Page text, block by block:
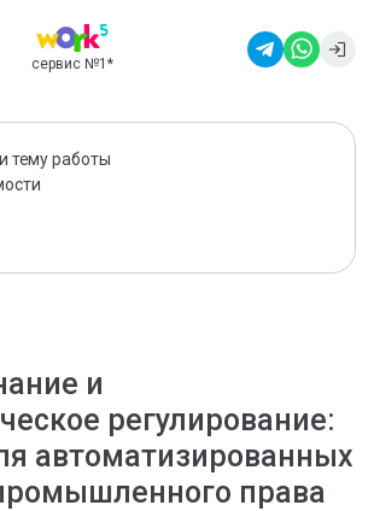
сервис №1 *
тему работы
и
регулирование:
автоматизированных
права